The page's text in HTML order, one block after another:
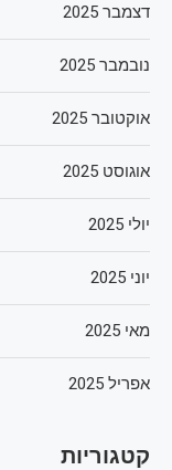
דצמבר 2025
נובמבר 2025
אוקטובר 2025
אוגוסט 2025
יולי 2025
יוני 2025
מאי 2025
אפריל 2025
קטגוריות